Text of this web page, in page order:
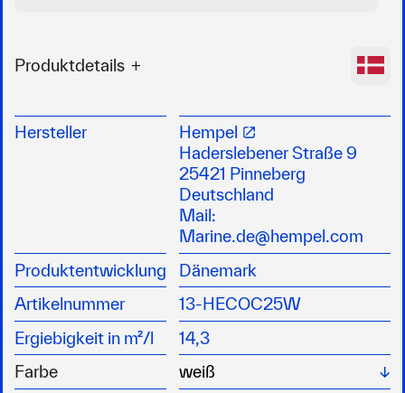
Produktdetails
schützt Ihre Epoxid-Beschichtung vor Fouling,
sodass saisonbedingter Bewuchs problemlos
entfernt werden kann
dank der fortschrittlichen Bindemittel-
Technologie wird der Selbsterneuerungseffekt
über die Saison gesteuert, ohne dass sich Lack
ansammelt
ACHTUNG: H226, H335, H336, H412
Hersteller
Hempel
Haderslebener Straße 9
25421 Pinneberg
Deutschland
Mail:
Marine.de@hempel.com
Produktentwicklung
Dänemark
Artikelnummer
13-HECOC25W
Ergiebigkeit in m²/l
14,3
Farbe